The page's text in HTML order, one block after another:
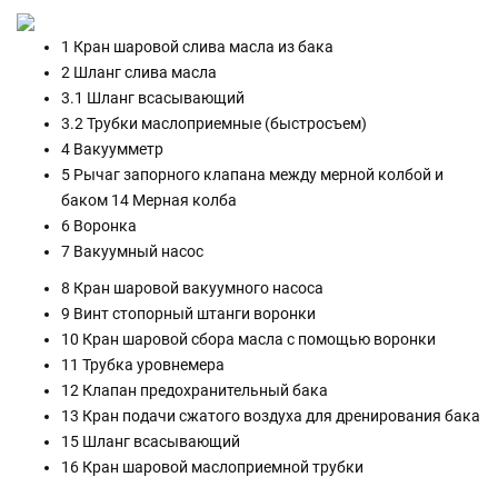
1 Кран шаровой слива масла из бака
2 Шланг слива масла
3.1 Шланг всасывающий
3.2 Трубки маслоприемные (быстросъем)
4 Вакуумметр
5 Рычаг запорного клапана между мерной колбой и
баком 14 Мерная колба
6 Воронка
7 Вакуумный насос
8 Кран шаровой вакуумного насоса
9 Винт стопорный штанги воронки
10 Кран шаровой сбора масла с помощью воронки
11 Трубка уровнемера
12 Клапан предохранительный бака
13 Кран подачи сжатого воздуха для дренирования бака
15 Шланг всасывающий
16 Кран шаровой маслоприемной трубки